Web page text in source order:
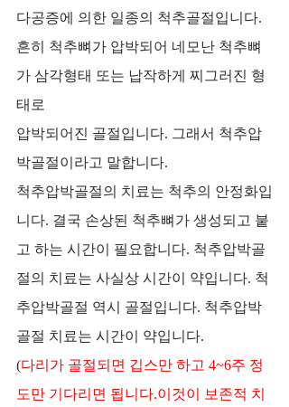
다공증에 의한 일종의 척추골절입니다.
흔히 척추뼈가 압박되어 네모난 척추뼈
가 삼각형태 또는 납작하게 찌그러진 형
태로
압박되어진 골절입니다. 그래서 척추압
박골절이라고 말합니다.
척추압박골절의 치료는 척추의 안정화입
니다. 결국 손상된 척추뼈가 생성되고 붙
고 하는 시간이 필요합니다. 척추압박골
절의 치료는 사실상 시간이 약입니다. ​척
추압박골절 역시 골절입니다. 척추압박
골절 치료는 시간이 약입니다.
(다리가 골절되면 깁스만 하고 4~6주 정
도만 기다리면 됩니다.​이것이 보존적 치